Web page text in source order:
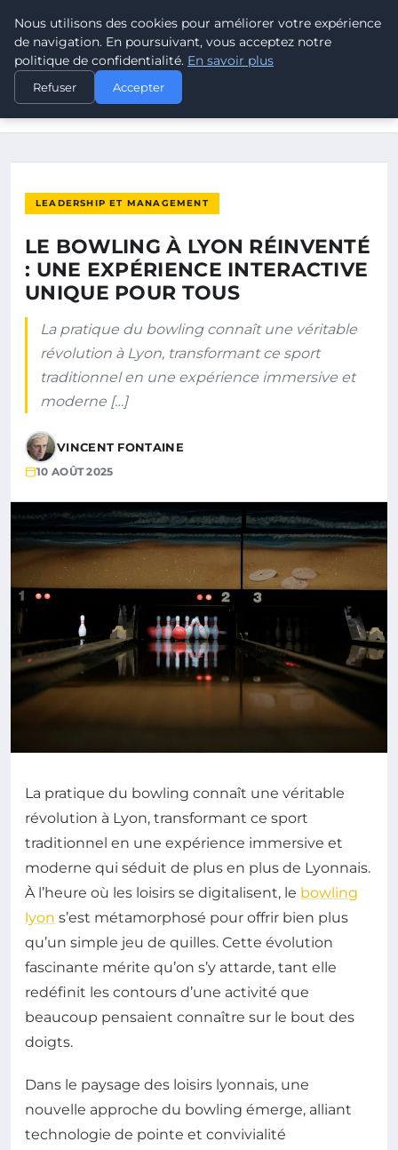
POUVOIR OUVRIER
ACCUEIL
LE BOWLING À LYON RÉINVENTÉ : UNE EXPÉRIENCE
LEADERSHIP ET MANAGEMENT
LE BOWLING À LYON RÉINVENTÉ
: UNE EXPÉRIENCE INTERACTIVE
UNIQUE POUR TOUS
La pratique du bowling connaît une véritable
révolution à Lyon, transformant ce sport
traditionnel en une expérience immersive et
moderne […]
VINCENT FONTAINE
10 AOÛT 2025
La pratique du bowling connaît une véritable
révolution à Lyon, transformant ce sport
traditionnel en une expérience immersive et
moderne qui séduit de plus en plus de Lyonnais.
À l’heure où les loisirs se digitalisent, le bowling
lyon s’est métamorphosé pour offrir bien plus
qu’un simple jeu de quilles. Cette évolution
fascinante mérite qu’on s’y attarde, tant elle
redéfinit les contours d’une activité que
beaucoup pensaient connaître sur le bout des
doigts.
Dans le paysage des loisirs lyonnais, une
nouvelle approche du bowling émerge, alliant
technologie de pointe et convivialité
Nous utilisons des cookies pour améliorer votre expérience
de navigation. En poursuivant, vous acceptez notre
politique de confidentialité. En savoir plus
Refuser Accepter